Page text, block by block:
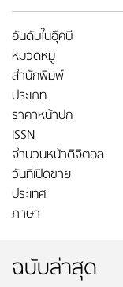
อันดับในอุ๊คบี
หมวดหมู่
สำนักพิมพ์
ประเภท
ราคาหน้าปก
ISSN
จำนวนหน้าดิจิตอล
วันที่เปิดขาย
ประเทศ
ภาษา
ฉบับล่าสุด